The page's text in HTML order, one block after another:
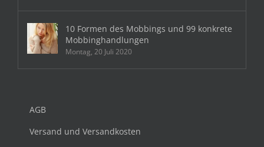
10 Formen des Mobbings und 99 konkrete
Mobbinghandlungen
Montag, 20 Juli 2020
AGB
Versand und Versandkosten